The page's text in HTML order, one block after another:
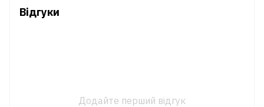
Відгуки
Додайте перший відгук